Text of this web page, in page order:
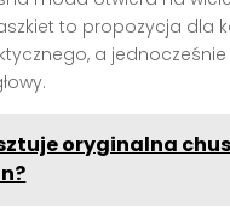
to propozycja dla
a
oryginalna